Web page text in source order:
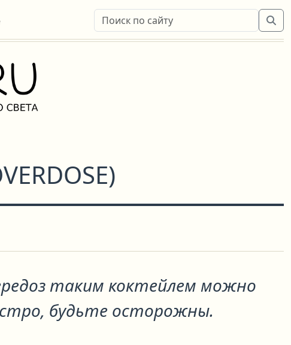
)
таким коктейлем можно
будьте осторожны.